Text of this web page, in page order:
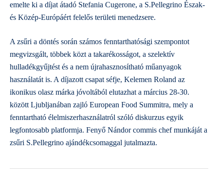
emelte ki a díjat átadó Stefania Cugerone, a S.Pellegrino Észak-
és Közép-Európáért felelős területi menedzsere.
A zsűri a döntés során számos fenntarthatósági szempontot
megvizsgált, többek közt a takarékosságot, a szelektív
hulladékgyűjtést és a nem újrahasznosítható műanyagok
használatát is. A díjazott csapat séfje, Kelemen Roland az
ikonikus olasz márka jóvoltából elutazhat a március 28-30.
között Ljubljanában zajló European Food Summitra, mely a
fenntartható élelmiszerhasználatról szóló diskurzus egyik
legfontosabb platformja. Fenyő Nándor commis chef munkáját a
zsűri S.Pellegrino ajándékcsomaggal jutalmazta.